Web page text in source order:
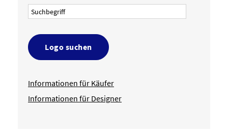
Logo suchen
Informationen für Käufer
Informationen für Designer